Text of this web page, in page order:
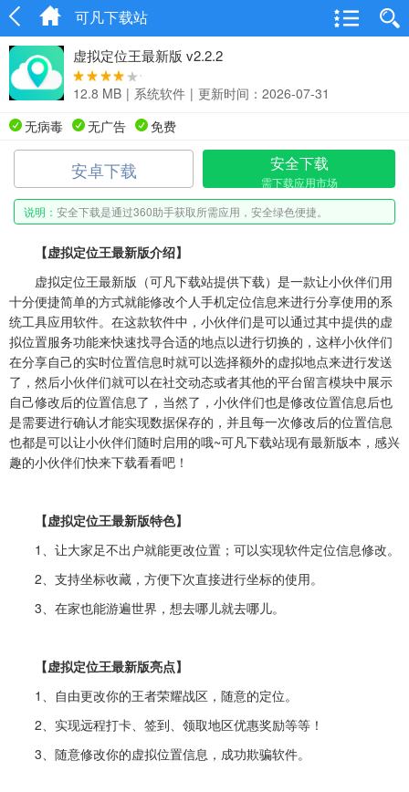
可凡下载站
虚拟定位王最新版 v2.2.2
12.8 MB | 系统软件 | 更新时间：2026-07-31
无病毒
无广告 免费
安卓下载 安全下载
需下载应用市场
说明： 安全下载是通过360助手获取所需应用，安全绿色便捷。
【虚拟定位王最新版介绍】
虚拟定位王最新版（可凡下载站提供下载）是一款让小伙伴们用
十分便捷简单的方式就能修改个人手机定位信息来进行分享使用的系
统工具应用软件。在这款软件中，小伙伴们是可以通过其中提供的虚
拟位置服务功能来快速找寻合适的地点以进行切换的，这样小伙伴们
在分享自己的实时位置信息时就可以选择额外的虚拟地点来进行发送
了，然后小伙伴们就可以在社交动态或者其他的平台留言模块中展示
自己修改后的位置信息了，当然了，小伙伴们也是修改位置信息后也
是需要进行确认才能实现数据保存的，并且每一次修改后的位置信息
也都是可以让小伙伴们随时启用的哦~可凡下载站现有最新版本，感兴
趣的小伙伴们快来下载看看吧！
【虚拟定位王最新版特色】
1、让大家足不出户就能更改位置；可以实现软件定位信息修改。
2、支持坐标收藏，方便下次直接进行坐标的使用。
3、在家也能游遍世界，想去哪儿就去哪儿。
【虚拟定位王最新版亮点】
1、自由更改你的王者荣耀战区，随意的定位。
2、实现远程打卡、签到、领取地区优惠奖励等等！
3、随意修改你的虚拟位置信息，成功欺骗软件。